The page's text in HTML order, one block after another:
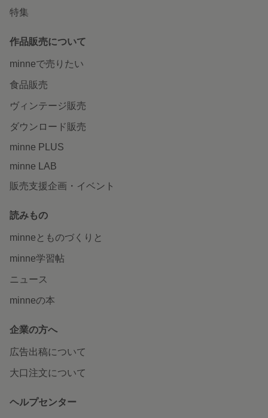
特集
作品販売について
minneで売りたい
食品販売
ヴィンテージ販売
ダウンロード販売
minne PLUS
minne LAB
販売支援企画・イベント
読みもの
minneとものづくりと
minne学習帖
ニュース
minneの本
企業の方へ
広告出稿について
大口注文について
ヘルプセンター